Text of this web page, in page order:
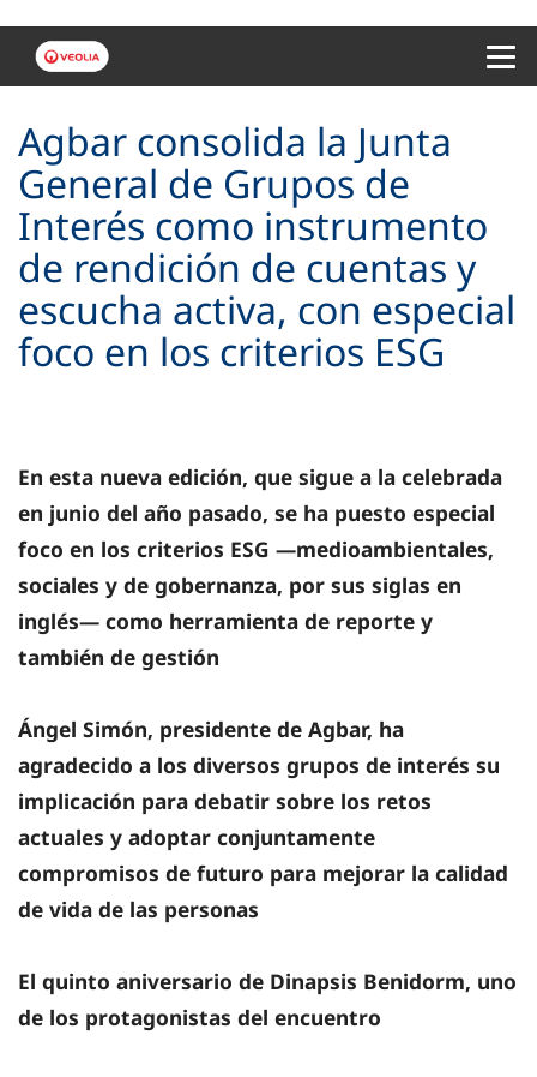
Agbar consolida la Junta
General de Grupos de
Interés como instrumento
de rendición de cuentas y
escucha activa, con especial
foco en los criterios ESG
En esta nueva edición, que sigue a la celebrada
en junio del año pasado, se ha puesto especial
foco en los criterios ESG —medioambientales,
sociales y de gobernanza, por sus siglas en
inglés— como herramienta de reporte y
también de gestión
Ángel Simón, presidente de Agbar, ha
agradecido a los diversos grupos de interés su
implicación para debatir sobre los retos
actuales y adoptar conjuntamente
compromisos de futuro para mejorar la calidad
de vida de las personas
El quinto aniversario de Dinapsis Benidorm, uno
de los protagonistas del encuentro